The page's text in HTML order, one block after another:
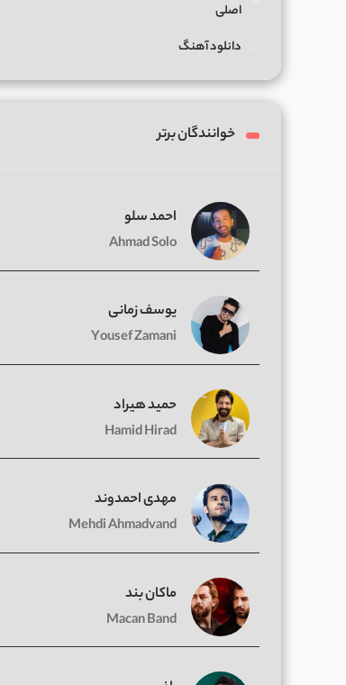
اصلی
دانلود آهنگ
خوانندگان برتر
احمد سلو
Ahmad Solo
یوسف زمانی
Yousef Zamani
حمید هیراد
Hamid Hirad
مهدی احمدوند
Mehdi Ahmadvand
ماکان بند
Macan Band